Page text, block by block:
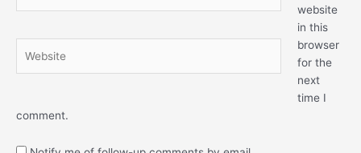
website
in this
browser
for the
next
time I
comment.